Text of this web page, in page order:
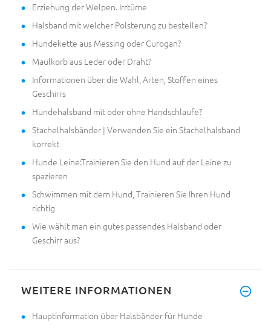
Erziehung der Welpen. Irrtüme
Halsband mit welcher Polsterung zu bestellen?
Hundekette aus Messing oder Curogan?
Maulkorb aus Leder oder Draht?
Informationen über die Wahl, Arten, Stoffen eines
Geschirrs
Hundehalsband mit oder ohne Handschlaufe?
Stachelhalsbänder | Verwenden Sie ein Stachelhalsband
korrekt
Hunde Leine:Trainieren Sie den Hund auf der Leine zu
spazieren
Schwimmen mit dem Hund, Trainieren Sie Ihren Hund
richtig
Wie wählt man ein gutes passendes Halsband oder
Geschirr aus?
WEITERE INFORMATIONEN
Hauptinformation über Halsbänder für Hunde